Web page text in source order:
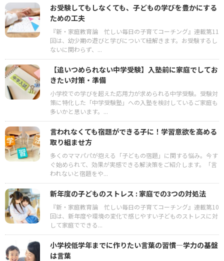
お受験してもしなくても、子どもの学びを豊かにする
ための工夫
『新・家庭教育論 忙しい毎日の子育てコーチング』連載第11
回は、幼少期の遊びと学びについて紐解きます。お受験するし
ないに関わらず、...
【追いつめられない中学受験】入塾前に家庭でしてお
きたい対策・準備
小学校での学びを超えた応用力が求められる中学受験。受験対
策に特化した「中学受験塾」への入塾を検討しているご家庭も
多いかと思います。...
言われなくても宿題ができる子に！学習意欲を高める
取り組ませ方
多くのママパパが抱える「子どもの宿題」に関する悩み。今す
ぐ始められて、効果が実感できる解決策をご紹介します。「言
われないと宿題をや...
新年度の子どものストレス : 家庭での3つの対処法
『新・家庭教育論 忙しい毎日の子育てコーチング』連載第10
回は、新年度や環境の変化で感じやすい子どものストレスに対
して家庭でできる...
小学校低学年までに作りたい言葉の習慣―学力の基盤
は言葉